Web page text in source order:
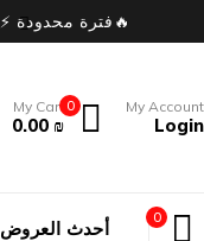
🔥فترة محدودة ⚡
My Account
Login
0
My Cart
0.00 ₪
0 أحدث العروض